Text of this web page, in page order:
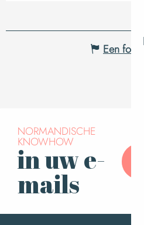
Een fout
NORMANDISCHE
KNOWHOW
in uw e-
mails